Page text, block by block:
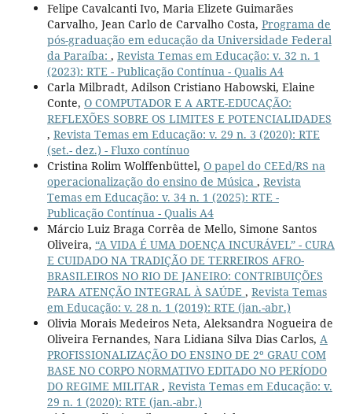
Felipe Cavalcanti Ivo, Maria Elizete Guimarães
Carvalho, Jean Carlo de Carvalho Costa, Programa de
pós-graduação em educação da Universidade Federal
da Paraíba: , Revista Temas em Educação: v. 32 n. 1
(2023): RTE - Publicação Contínua - Qualis A4
Carla Milbradt, Adilson Cristiano Habowski, Elaine
Conte, O COMPUTADOR E A ARTE-EDUCAÇÃO:
REFLEXÕES SOBRE OS LIMITES E POTENCIALIDADES
, Revista Temas em Educação: v. 29 n. 3 (2020): RTE
(set.- dez.) - Fluxo contínuo
Cristina Rolim Wolffenbüttel, O papel do CEEd/RS na
operacionalização do ensino de Música , Revista
Temas em Educação: v. 34 n. 1 (2025): RTE -
Publicação Contínua - Qualis A4
Márcio Luiz Braga Corrêa de Mello, Simone Santos
Oliveira, “A VIDA É UMA DOENÇA INCURÁVEL” - CURA
E CUIDADO NA TRADIÇÃO DE TERREIROS AFRO-
BRASILEIROS NO RIO DE JANEIRO: CONTRIBUIÇÕES
PARA ATENÇÃO INTEGRAL À SAÚDE , Revista Temas
em Educação: v. 28 n. 1 (2019): RTE (jan.-abr.)
Olivia Morais Medeiros Neta, Aleksandra Nogueira de
Oliveira Fernandes, Nara Lidiana Silva Dias Carlos, A
PROFISSIONALIZAÇÃO DO ENSINO DE 2º GRAU COM
BASE NO CORPO NORMATIVO EDITADO NO PERÍODO
DO REGIME MILITAR, Revista Temas em Educação: v.
29 n. 1 (2020): RTE (jan.-abr.)